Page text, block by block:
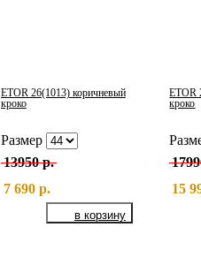
ETOR 26(1013) коричневый
кроко
Размер
13950 р.
7 690 р.
ETOR
кроко
15